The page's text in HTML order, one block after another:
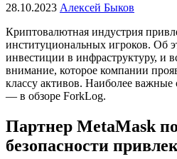
28.10.2023 Алексей Быков
Криптовалютная индустрия
институциональных игроков. Об
инвестиции в инфраструктуру, и
внимание, которое компании
классу активов. Наиболее важные
— в обзоре ForkLog.
Партнер MetaMask
безопасности